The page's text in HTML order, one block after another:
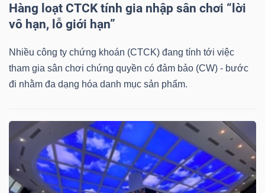
Hàng loạt CTCK tính gia nhập sân chơi “lời
vô hạn, lỗ giới hạn”
Nhiều công ty chứng khoán (CTCK) đang tính tới việc
tham gia sân chơi chứng quyền có đảm bảo (CW) - bước
đi nhằm đa dạng hóa danh mục sản phẩm.
(-)
Báo
cáo
phân
Thuật
ngữ
(-)